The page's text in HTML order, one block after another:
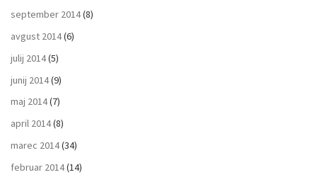
september 2014(8)
avgust 2014(6)
julij 2014(5)
junij 2014(9)
maj 2014(7)
april 2014(8)
marec 2014(34)
februar 2014(14)